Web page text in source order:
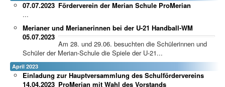
Förderverein der Merian Schule ProMerian
07.07.2023
...
Merianer und Merianerinnen bei der U-21 Handball-WM
05.07.2023
Am 28. und 29.06. besuchten die Schülerinnen und
Schüler der Merian-Schule die Spiele der U-21...
April 2023
Einladung zur Hauptversammlung des Schulfördervereins
ProMerian mit Wahl des Vorstands
14.04.2023